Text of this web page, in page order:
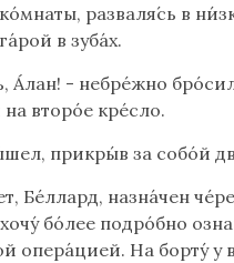
разваля́сь в
в зуба́х.
А́лан! - небре́жно
второ́е кре́сло.
прикры́в за собо́й
Бе́ллард, назна́чен
бо́лее подро́бно
опера́цией. На борту́ у